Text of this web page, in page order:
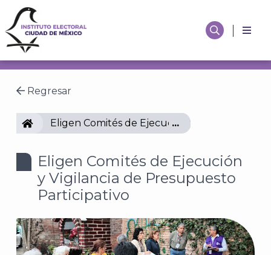
Regresar
IECMEligen Comités de Ejecución y Vigilancia de
Eligen Comités de Ejecución
y Vigilancia de Presupuesto
Participativo